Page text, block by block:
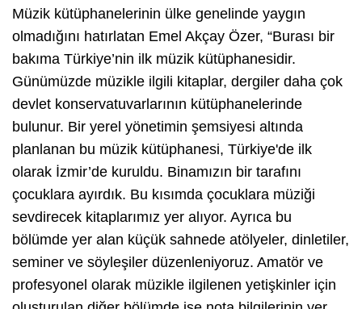
Müzik kütüphanelerinin ülke genelinde yaygın
olmadığını hatırlatan Emel Akçay Özer, “Burası bir
bakıma Türkiye’nin ilk müzik kütüphanesidir.
Günümüzde müzikle ilgili kitaplar, dergiler daha çok
devlet konservatuvarlarının kütüphanelerinde
bulunur. Bir yerel yönetimin şemsiyesi altında
planlanan bu müzik kütüphanesi, Türkiye'de ilk
olarak İzmir’de kuruldu. Binamızın bir tarafını
çocuklara ayırdık. Bu kısımda çocuklara müziği
sevdirecek kitaplarımız yer alıyor. Ayrıca bu
bölümde yer alan küçük sahnede atölyeler, dinletiler,
seminer ve söyleşiler düzenleniyoruz. Amatör ve
profesyonel olarak müzikle ilgilenen yetişkinler için